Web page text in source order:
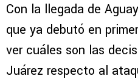
Con la llegada de
que ya debutó en
ver cuáles son las
Juárez respecto al